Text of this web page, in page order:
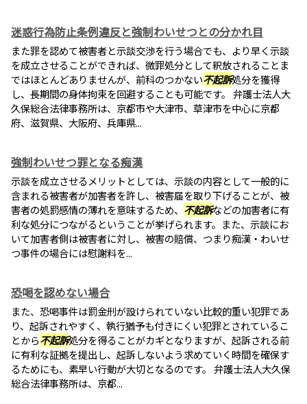
迷惑行為防止条例違反と強制わいせつとの分かれ目
また罪を認めて被害者と示談交渉を行う場合でも、より早く示談
を成立させることができれば、微罪処分として釈放されることま
ではほとんどありませんが、前科のつかない不起訴処分を獲得
し、長期間の身体拘束を回避することも可能です。 弁護士法人大
久保総合法律事務所は、京都市や大津市、草津市を中心に京都
府、滋賀県、大阪府、兵庫県...
強制わいせつ罪となる痴漢
示談を成立させるメリットとしては、示談の内容として一般的に
含まれる被害者が加害者を許し、被害届を取り下げることが、被
害者の処罰感情の薄れを意味するため、 不起訴などの加害者に有
利な処分につながるということが挙げられます。また、示談にお
いて加害者側は被害者に対し、被害の賠償、つまり痴漢・わいせ
つ事件の場合には慰謝料を...
恐喝を認めない場合
また、恐喝事件は罰金刑が設けられていない比較的重い犯罪であ
り、起訴されやすく、執行猶予も付きにくい犯罪とされているこ
とから不起訴処分を得ることがカギとなりますが、起訴される前
に有利な証拠を提出し、起訴しないよう求めていく時間を確保す
るためにも、素早い行動が大切となるのです。 弁護士法人大久保
総合法律事務所は、京都...